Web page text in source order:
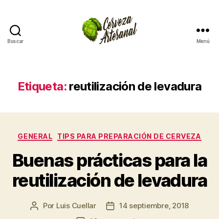
Buscar
artesanal
en
Menú
Etiqueta: reutilización de levadura
Categorías
GENERAL TIPS PARA PREPARACIÓN DE CERVEZA
Buenas prácticas para la
reutilización de levadura
Autor
Por Luis Cuellar
Fecha14 septiembre, 2018